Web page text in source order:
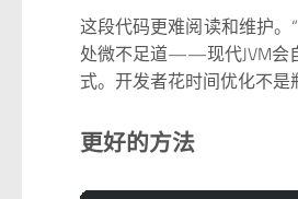
这段代码更难阅读和维护。
处微不足道——现代JVM会
式。开发者花时间优化不是
更好的方法